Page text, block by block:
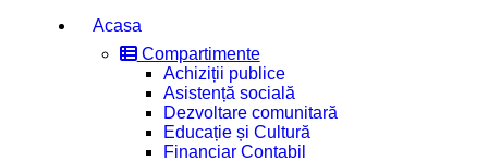
Acasa
Compartimente
Achiziții publice
Asistență socială
Dezvoltare comunitară
Educație și Cultură
Financiar Contabil